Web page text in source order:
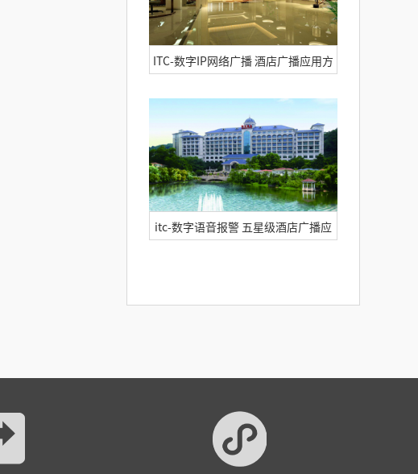
ITC-数字IP网络广播 酒店广播应用方
itc-数字语音报警 五星级酒店广播应